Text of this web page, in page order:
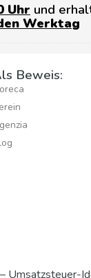
Uhr und
Werktag
Beweis: